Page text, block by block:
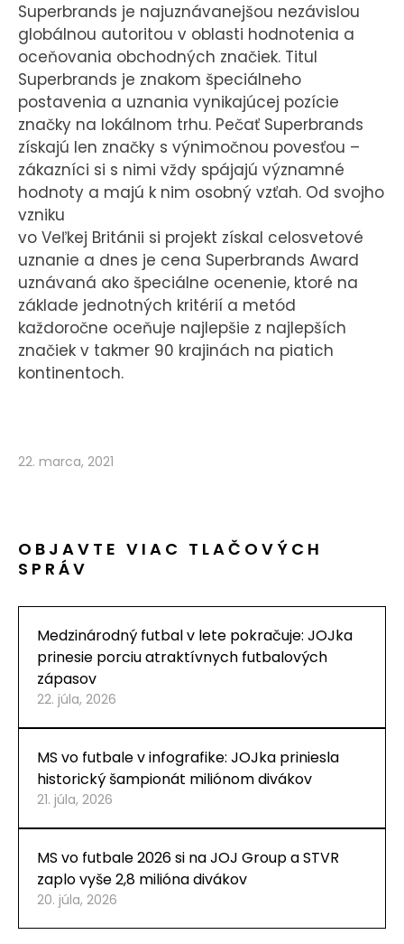
Superbrands je najuznávanejšou nezávislou
globálnou autoritou v oblasti hodnotenia a
oceňovania obchodných značiek. Titul
Superbrands je znakom špeciálneho
postavenia a uznania vynikajúcej pozície
značky na lokálnom trhu. Pečať Superbrands
získajú len značky s výnimočnou povesťou –
zákazníci si s nimi vždy spájajú významné
hodnoty a majú k nim osobný vzťah. Od svojho
vzniku
vo Veľkej Británii si projekt získal celosvetové
uznanie a dnes je cena Superbrands Award
uznávaná ako špeciálne ocenenie, ktoré na
základe jednotných kritérií a metód
každoročne oceňuje najlepšie z najlepších
značiek v takmer 90 krajinách na piatich
kontinentoch.
22. marca, 2021
OBJAVTE VIAC TLAČOVÝCH
SPRÁV
Medzinárodný futbal v lete pokračuje: JOJka
prinesie porciu atraktívnych futbalových
zápasov
22. júla, 2026
MS vo futbale v infografike: JOJka priniesla
historický šampionát miliónom divákov
21. júla, 2026
MS vo futbale 2026 si na JOJ Group a STVR
zaplo vyše 2,8 milióna divákov
20. júla, 2026